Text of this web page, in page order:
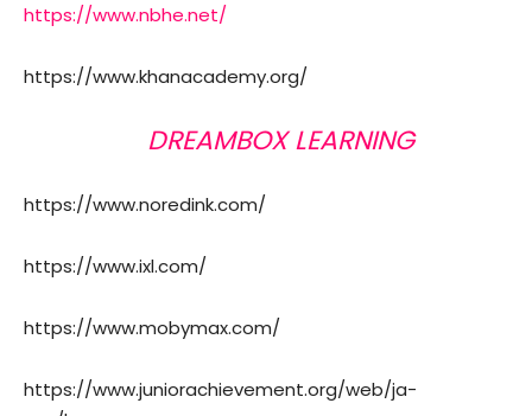
https://www.nbhe.net/
https://www.khanacademy.org/
DREAMBOX LEARNING
https://www.noredink.com/
https://www.ixl.com/
https://www.mobymax.com/
https://www.juniorachievement.org/web/ja-